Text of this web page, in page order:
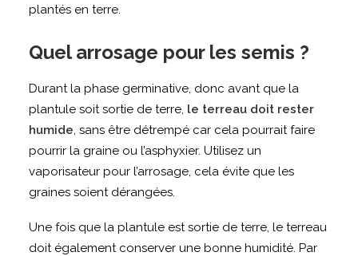
plantés en terre.
Quel arrosage pour les semis ?
Durant la phase germinative, donc avant que la
plantule soit sortie de terre, le terreau doit rester
humide, sans être détrempé car cela pourrait faire
pourrir la graine ou l’asphyxier. Utilisez un
vaporisateur pour l’arrosage, cela évite que les
graines soient dérangées.
Une fois que la plantule est sortie de terre, le terreau
doit également conserver une bonne humidité. Par